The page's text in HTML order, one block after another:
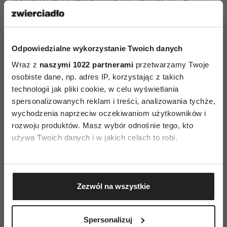
Odpowiedzialne wykorzystanie Twoich danych
Wraz z naszymi 1022 partnerami przetwarzamy Twoje
osobiste dane, np. adres IP, korzystając z takich
technologii jak pliki cookie, w celu wyświetlania
spersonalizowanych reklam i treści, analizowania tychże,
wychodzenia naprzeciw oczekiwaniom użytkowników i
rozwoju produktów. Masz wybór odnośnie tego, kto
używa Twoich danych i w jakich celach to robi.
Jeśli wyrazisz na to zgodę, chcielibyśmy również:
Gromadzić dane dotyczące Twojej lokalizacji
geograficznej z dokładnością nawet do kilku metrów
Identyfikować Twoje urządzenie, aktywnie
(fingerprinting, czyli wirtualny odcisk palca)
Zezwól na wszystkie
Spersonalizuj
traktuje twoje problemy jak „twoją sprawę”, a nie
wspólne wyzwanie. Gdy przeżywasz trudne
chwile, potrzebujesz się wypłakać lub po prostu
niedostępny.Bagatelizuje twoje uczucia, mówi,
że przesadzasz, i nie odwraca wzroku od
telewizora.
jak się czujesz po stresujących
wydarzeniach. Sprawia, że
mimo bycia w związku często